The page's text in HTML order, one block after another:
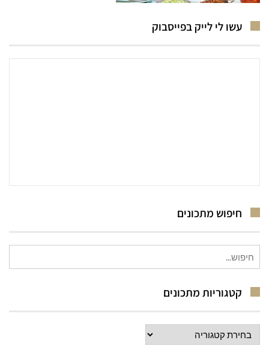
עשו לי לייק בפייסבוק
חיפוש מתכונים
עבור:
קטגוריות מתכונים
קטגוריות
מתכונים